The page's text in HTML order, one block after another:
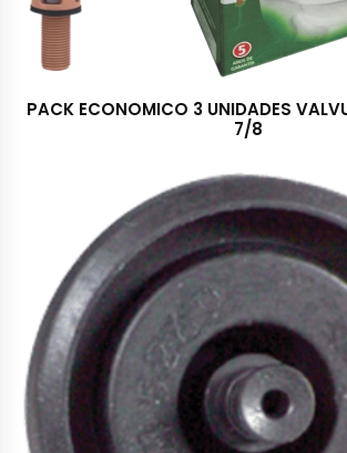
PACK ECONOMICO 3 UNIDADES
7/8